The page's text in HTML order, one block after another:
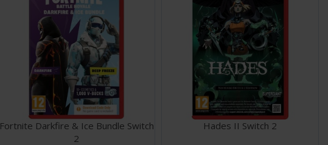
Fortnite Darkfire & Ice Bundle Switch
2
Hades II Switch 2